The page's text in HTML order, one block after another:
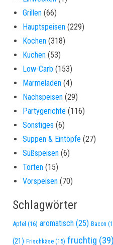
Grillen (66)
Hauptspeisen (229)
Kochen (318)
Kuchen (53)
Low-Carb (153)
Marmeladen (4)
Nachspeisen (29)
Partygerichte (116)
Sonstiges (6)
Suppen & Eintöpfe (27)
Süßspeisen (6)
Torten (15)
Vorspeisen (70)
Schlagwörter
Apfel (16) aromatisch (25) Bacon
(21) Frischkäse (15) fruchtig (39)